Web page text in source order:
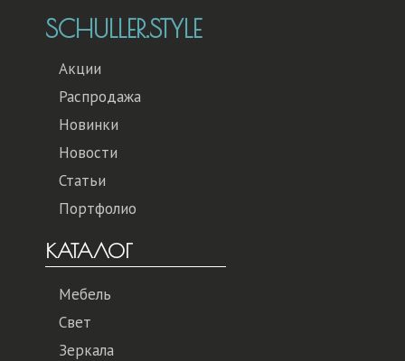
SCHULLER.STYLE
Акции
Распродажа
Новинки
Новости
Статьи
Портфолио
КАТАЛОГ
Мебель
Свет
Зеркала